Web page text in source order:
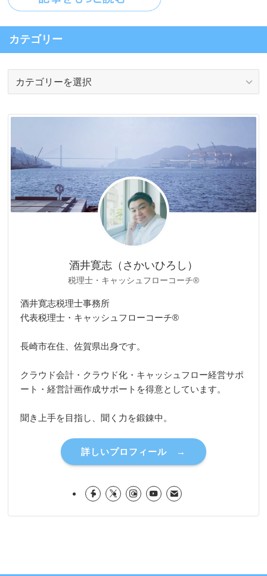
カテゴリー
リ
酒井寛志（さかいひろし）
税理士・キャッシュフローコーチ®
酒井寛志税理士事務所
代表税理士・キャッシュフローコーチ®
長崎市在住、佐賀県出身です。
クラウド会計・クラウド化・キャッシュフロー経営サポ
ート・経営計画作成サポートを得意としています。
聞き上手を目指し、聞く力を鍛錬中。
詳しいプロフィール →